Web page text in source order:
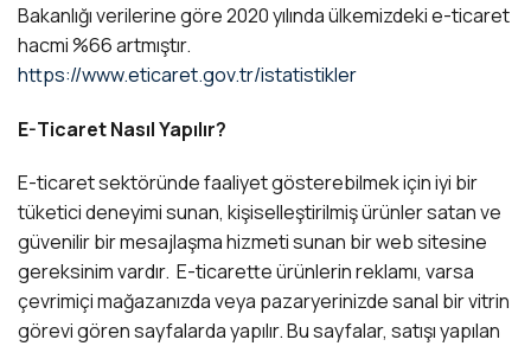
Bakanlığı verilerine göre 2020 yılında ülkemizdeki e-ticaret
hacmi %66 artmıştır.
https://www.eticaret.gov.tr/istatistikler
E-Ticaret Nasıl Yapılır?
E-ticaret sektöründe faaliyet gösterebilmek için iyi bir
tüketici deneyimi sunan, kişiselleştirilmiş ürünler satan ve
güvenilir bir mesajlaşma hizmeti sunan bir web sitesine
gereksinim vardır. E-ticarette ürünlerin reklamı, varsa
çevrimiçi mağazanızda veya pazaryerinizde sanal bir vitrin
görevi gören sayfalarda yapılır. Bu sayfalar, satışı yapılan